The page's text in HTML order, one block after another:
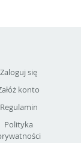
Zaloguj się
konto
Regulamin
Polityka